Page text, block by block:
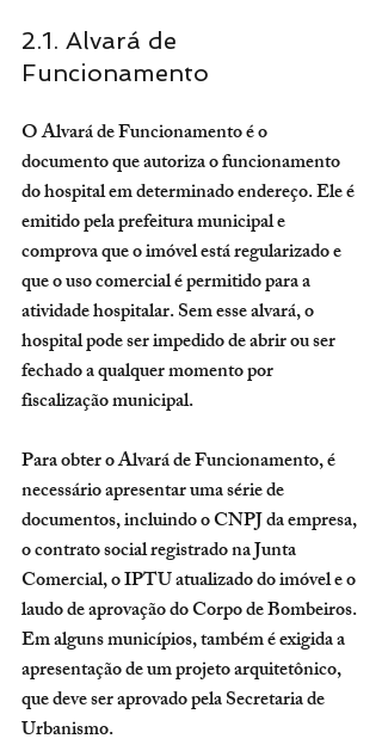
2.1. Alvará de
Funcionamento
O Alvará de Funcionamento é o
documento que autoriza o funcionamento
do hospital em determinado endereço. Ele é
emitido pela prefeitura municipal e
comprova que o imóvel está regularizado e
que o uso comercial é permitido para a
atividade hospitalar. Sem esse alvará, o
hospital pode ser impedido de abrir ou ser
fechado a qualquer momento por
fiscalização municipal.
Para obter o Alvará de Funcionamento, é
necessário apresentar uma série de
documentos, incluindo o CNPJ da empresa,
o contrato social registrado na Junta
Comercial, o IPTU atualizado do imóvel e o
laudo de aprovação do Corpo de Bombeiros.
Em alguns municípios, também é exigida a
apresentação de um projeto arquitetônico,
que deve ser aprovado pela Secretaria de
Urbanismo.